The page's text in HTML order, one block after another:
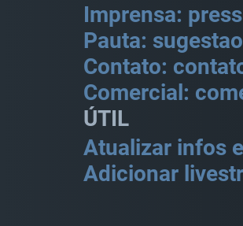
Imprensa:
Pauta:
Contato:
Comercial:
ÚTIL
Atualizar infos
Adicionar